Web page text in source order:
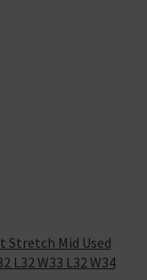
Stretch Mid Used
L32 W33 L32 W34